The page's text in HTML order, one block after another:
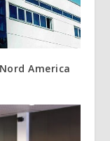
America